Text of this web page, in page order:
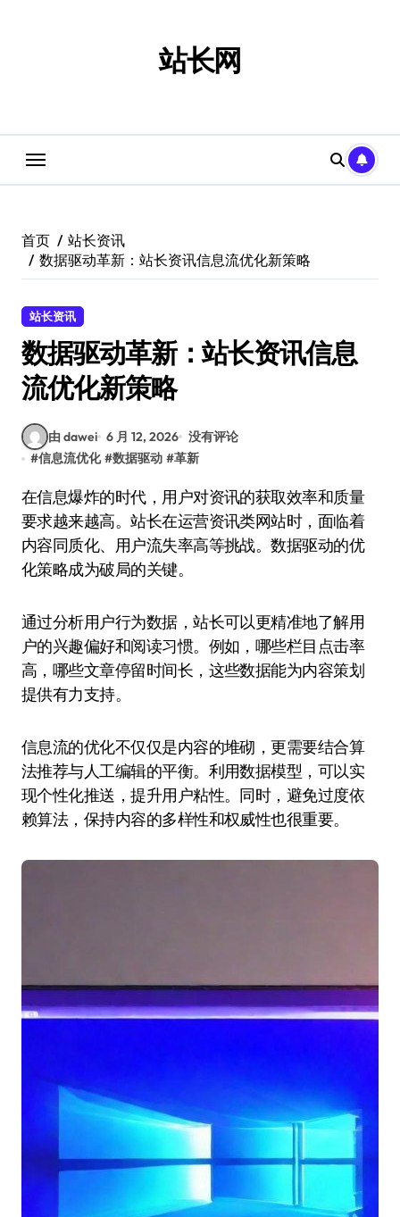
站长网
首页
站长资讯
数据驱动革新：站长资讯信息流优化新策略
站长资讯
数据驱动革新：站长资讯信息
流优化新策略
由 dawei 6 月 12, 2026 没有评论
#信息流优化 #数据驱动 #革新
在信息爆炸的时代，用户对资讯的获取效率和质量
要求越来越高。站长在运营资讯类网站时，面临着
内容同质化、用户流失率高等挑战。数据驱动的优
化策略成为破局的关键。
通过分析用户行为数据，站长可以更精准地了解用
户的兴趣偏好和阅读习惯。例如，哪些栏目点击率
高，哪些文章停留时间长，这些数据能为内容策划
提供有力支持。
信息流的优化不仅仅是内容的堆砌，更需要结合算
法推荐与人工编辑的平衡。利用数据模型，可以实
现个性化推送，提升用户粘性。同时，避免过度依
赖算法，保持内容的多样性和权威性也很重要。